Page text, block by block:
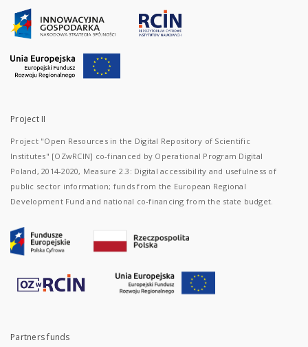
Project II
Project "Open Resources in the Digital Repository of Scientific
Institutes" [OZwRCIN] co-financed by Operational Program Digital
Poland, 2014-2020, Measure 2.3: Digital accessibility and usefulness of
public sector information; funds from the European Regional
Development Fund and national co-financing from the state budget.
Partners funds